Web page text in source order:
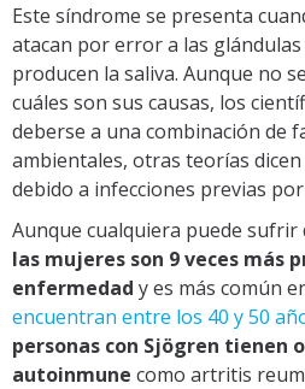
Este síndrome se presenta
atacan por error a las
producen la saliva. Aunque no
cuáles son sus causas, los
deberse a una combinación de
ambientales, otras teorías
debido a infecciones previas
Aunque cualquiera puede sufrir
las mujeres son 9 veces más
enfermedad y es más común
encuentran entre los 40 y 50
personas con Sjögren tienen
autoinmune como artritis